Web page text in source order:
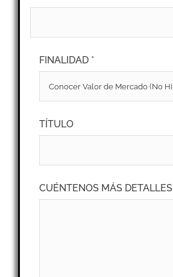
FINALIDAD *
TÍTULO
CUÉNTENOS MÁS DETALLES